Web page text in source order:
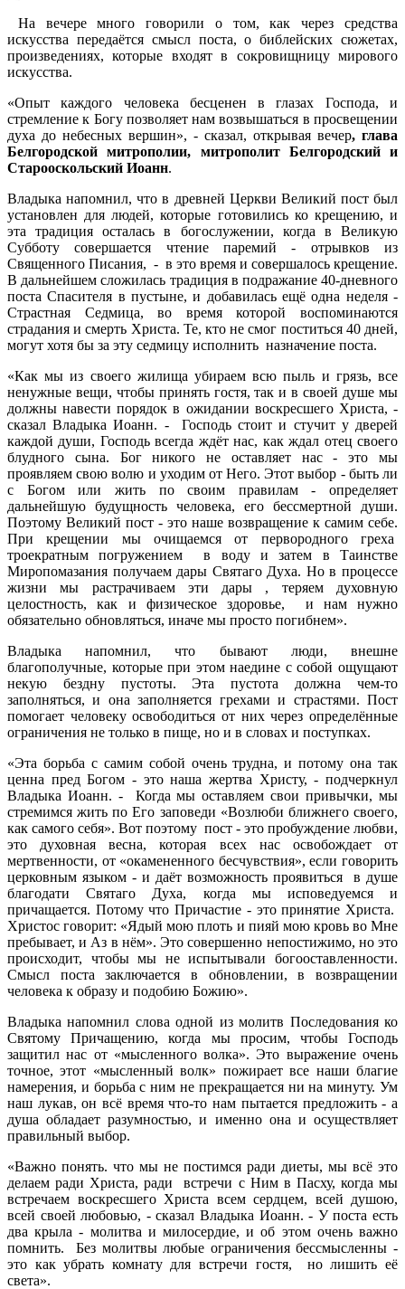
На вечере много говорили о том, как через средства
искусства передаётся смысл поста, о библейских сюжетах,
произведениях, которые входят в сокровищницу мирового
искусства.
«Опыт каждого человека бесценен в глазах Господа, и
стремление к Богу позволяет нам возвышаться в просвещении
духа до небесных вершин», - сказал, открывая вечер, глава
Белгородской митрополии, митрополит Белгородский и
Старооскольский Иоанн.
Владыка напомнил, что в древней Церкви Великий пост был
установлен для людей, которые готовились ко крещению, и
эта традиция осталась в богослужении, когда в Великую
Субботу совершается чтение паремий - отрывков из
Священного Писания, - в это время и совершалось крещение.
В дальнейшем сложилась традиция в подражание 40-дневного
поста Спасителя в пустыне, и добавилась ещё одна неделя -
Страстная Седмица, во время которой воспоминаются
страдания и смерть Христа. Те, кто не смог поститься 40 дней,
могут хотя бы за эту седмицу исполнить назначение поста.
«Как мы из своего жилища убираем всю пыль и грязь, все
ненужные вещи, чтобы принять гостя, так и в своей душе мы
должны навести порядок в ожидании воскресшего Христа, -
сказал Владыка Иоанн. - Господь стоит и стучит у дверей
каждой души, Господь всегда ждёт нас, как ждал отец своего
блудного сына. Бог никого не оставляет нас - это мы
проявляем свою волю и уходим от Него. Этот выбор - быть ли
с Богом или жить по своим правилам - определяет
дальнейшую будущность человека, его бессмертной души.
Поэтому Великий пост - это наше возвращение к самим себе.
При крещении мы очищаемся от первородного греха
троекратным погружением в воду и затем в Таинстве
Миропомазания получаем дары Святаго Духа. Но в процессе
жизни мы растрачиваем эти дары , теряем духовную
целостность, как и физическое здоровье, и нам нужно
обязательно обновляться, иначе мы просто погибнем».
Владыка напомнил, что бывают люди, внешне
благополучные, которые при этом наедине с собой ощущают
некую бездну пустоты. Эта пустота должна чем-то
заполняться, и она заполняется грехами и страстями. Пост
помогает человеку освободиться от них через определённые
ограничения не только в пище, но и в словах и поступках.
«Эта борьба с самим собой очень трудна, и потому она так
ценна пред Богом - это наша жертва Христу, - подчеркнул
Владыка Иоанн. - Когда мы оставляем свои привычки, мы
стремимся жить по Его заповеди «Возлюби ближнего своего,
как самого себя». Вот поэтому пост - это пробуждение любви,
это духовная весна, которая всех нас освобождает от
мертвенности, от «окамененного бесчувствия», если говорить
церковным языком - и даёт возможность проявиться в душе
благодати Святаго Духа, когда мы исповедуемся и
причащается. Потому что Причастие - это принятие Христа.
Христос говорит: «Ядый мою плоть и пияй мою кровь во Мне
пребывает, и Аз в нём». Это совершенно непостижимо, но это
происходит, чтобы мы не испытывали богооставленности.
Смысл поста заключается в обновлении, в возвращении
человека к образу и подобию Божию».
Владыка напомнил слова одной из молитв Последования ко
Святому Причащению, когда мы просим, чтобы Господь
защитил нас от «мысленного волка». Это выражение очень
точное, этот «мысленный волк» пожирает все наши благие
намерения, и борьба с ним не прекращается ни на минуту. Ум
наш лукав, он всё время что-то нам пытается предложить - а
душа обладает разумностью, и именно она и осуществляет
правильный выбор.
«Важно понять. что мы не постимся ради диеты, мы всё это
делаем ради Христа, ради встречи с Ним в Пасху, когда мы
встречаем воскресшего Христа всем сердцем, всей душою,
всей своей любовью, - сказал Владыка Иоанн. - У поста есть
два крыла - молитва и милосердие, и об этом очень важно
помнить. Без молитвы любые ограничения бессмысленны -
это как убрать комнату для встречи гостя, но лишить её
света».